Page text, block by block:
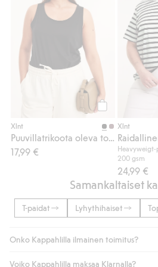
Osta
Xlnt
17,99 €
Xlnt
200 gsm
24,99 €
Samankaltaiset
T-paidat Lyhythihaiset
Onko Kappahlilla ilmainen toimitus?
Voiko Kappahlilla maksaa Klarnalla?